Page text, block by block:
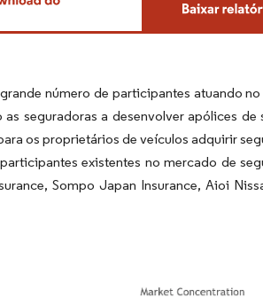
número de participantes atuando no
seguradoras a desenvolver apólices de
os proprietários de veículos adquirir
existentes no mercado de
Sompo Japan Insurance, Aioi